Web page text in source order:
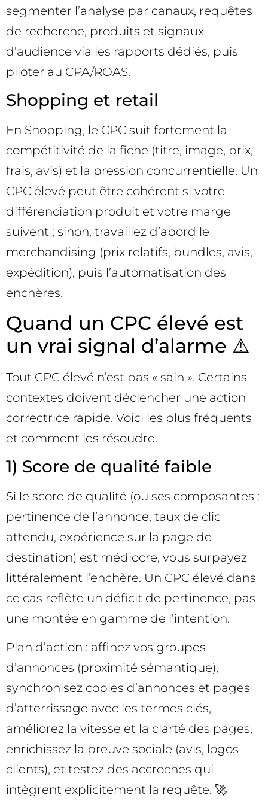
segmenter l’analyse par canaux, requêtes
de recherche, produits et signaux
d’audience via les rapports dédiés, puis
piloter au CPA/ROAS.
Shopping et retail
En Shopping, le CPC suit fortement la
compétitivité de la fiche (titre, image, prix,
frais, avis) et la pression concurrentielle. Un
CPC élevé peut être cohérent si votre
différenciation produit et votre marge
suivent ; sinon, travaillez d’abord le
merchandising (prix relatifs, bundles, avis,
expédition), puis l’automatisation des
enchères.
Quand un CPC élevé est
un vrai signal d’alarme ⚠️
Tout CPC élevé n’est pas « sain ». Certains
contextes doivent déclencher une action
correctrice rapide. Voici les plus fréquents
et comment les résoudre.
1) Score de qualité faible
Si le score de qualité (ou ses composantes :
pertinence de l’annonce, taux de clic
attendu, expérience sur la page de
destination) est médiocre, vous surpayez
littéralement l’enchère. Un CPC élevé dans
ce cas reflète un déficit de pertinence, pas
une montée en gamme de l’intention.
Plan d’action : affinez vos groupes
d’annonces (proximité sémantique),
synchronisez copies d’annonces et pages
d’atterrissage avec les termes clés,
améliorez la vitesse et la clarté des pages,
enrichissez la preuve sociale (avis, logos
clients), et testez des accroches qui
intègrent explicitement la requête. 🚀